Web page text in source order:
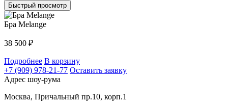
Быстрый просмотр
Бра Melange
38 500 ₽
Подробнее В корзину
+7 (909) 978-21-77 Оставить заявку
Адрес шоу-рума
Москва, Причальный пр.10, корп.1